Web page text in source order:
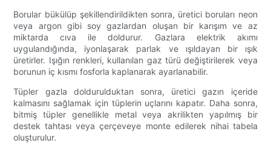
Borular bükülüp şekillendirildikten sonra, üretici boruları neon
veya argon gibi soy gazlardan oluşan bir karışım ve az
miktarda cıva ile doldurur. Gazlara elektrik akımı
uygulandığında, iyonlaşarak parlak ve ışıldayan bir ışık
üretirler. Işığın renkleri, kullanılan gaz türü değiştirilerek veya
borunun iç kısmı fosforla kaplanarak ayarlanabilir.
Tüpler gazla doldurulduktan sonra, üretici gazın içeride
kalmasını sağlamak için tüplerin uçlarını kapatır. Daha sonra,
bitmiş tüpler genellikle metal veya akrilikten yapılmış bir
destek tahtası veya çerçeveye monte edilerek nihai tabela
oluşturulur.